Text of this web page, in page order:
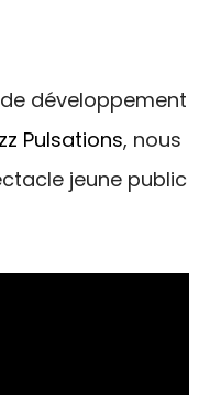
développement
Pulsations, nous
jeune public